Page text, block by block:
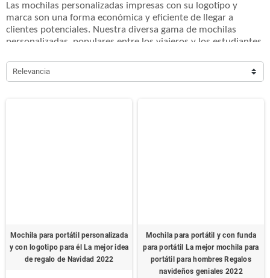
Las mochilas personalizadas impresas con su logotipo y
marca son una forma económica y eficiente de llegar a
clientes potenciales. Nuestra diversa gama de mochilas
personalizadas, populares entre los viajeros y los estudiantes
y no te olvides de echar un vistazo a nuestras mochilas con
cordón personalizadas, mochilas tipo mensajero y otras
visibilidad y el reconocimiento de la marca con cada uso.
Variedad de estilos y tamaños:
Disponemos de mochilas en
una amplia gama de estilos, desde mochilas escolares y
Relevancia
Mochila para portátil personalizada
y con logotipo para él La mejor idea
de regalo de Navidad 2022
Mochila para portátil y con funda
para portátil La mejor mochila para
portátil para hombres Regalos
navideños geniales 2022